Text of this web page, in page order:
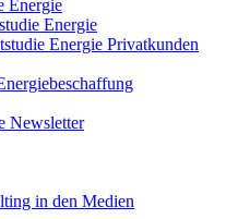
Energie
Energie
Energie Privatkunden
Newsletter
in den Medien